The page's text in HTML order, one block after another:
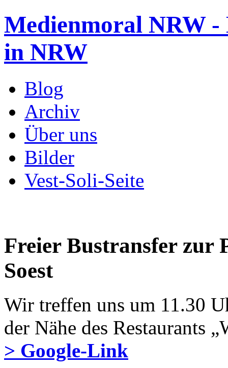
Medienmoral NRW
in NRW
Blog
Archiv
Über uns
Bilder
Vest-Soli-Seite
Freier Bustransfer zur
Soest
Wir treffen uns um 11.30
der Nähe des Restaurants
> Google-Link